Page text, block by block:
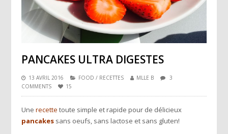
PANCAKES ULTRA DIGESTES
13 AVRIL 2016 FOOD / RECETTES MLLE B
3
COMMENTS
15
Unerecette toute simple et rapide pour de délicieux
pancakes sans oeufs, sans lactose et sans gluten!